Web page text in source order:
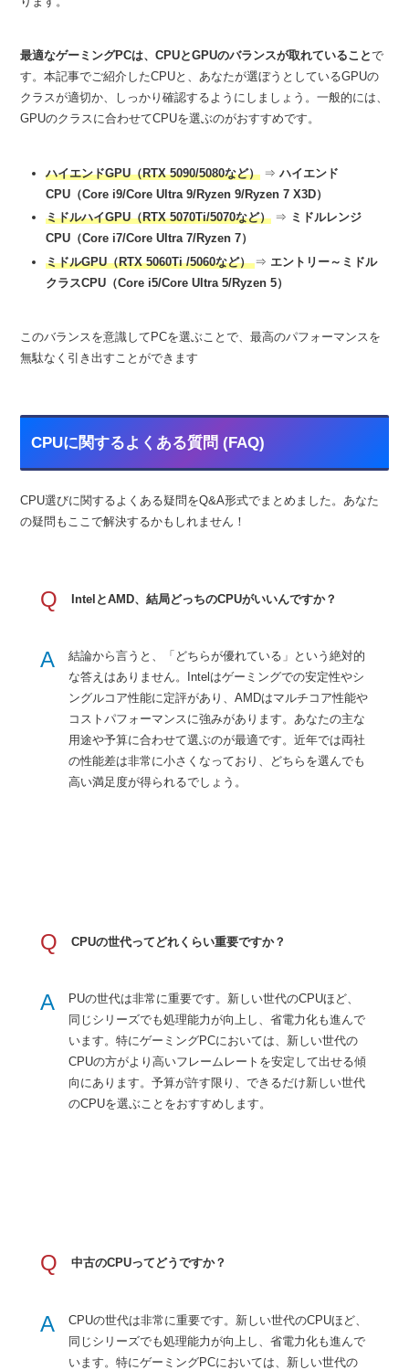
最適なゲーミングPCは、CPUとGPUのバランスが取れていることで
す。本記事でご紹介したCPUと、あなたが選ぼうとしているGPUの
クラスが適切か、しっかり確認するようにしましょう。一般的には、
GPUのクラスに合わせてCPUを選ぶのがおすすめです。
ハイエンドGPU（RTX 5090/5080など） ⇒ハイエンド
CPU（Core i9/Core Ultra 9/Ryzen 9/Ryzen 7 X3D）
ミドルハイGPU（RTX 5070Ti/5070など） ⇒ ミドルレンジ
CPU（Core i7/Core Ultra 7/Ryzen 7）
ミドルGPU（RTX 5060Ti /5060など） ⇒ エントリー～ミドル
クラスCPU（Core i5/Core Ultra 5/Ryzen 5）
このバランスを意識してPCを選ぶことで、最高のパフォーマンスを
無駄なく引き出すことができます
CPUに関するよくある質問 (FAQ)
CPU選びに関するよくある疑問をQ&A形式でまとめました。あなた
の疑問もここで解決するかもしれません！
Q IntelとAMD、結局どっちのCPUがいいんですか？
A
結論から言うと、「どちらが優れている」という絶対的
な答えはありません。Intelはゲーミングでの安定性やシ
ングルコア性能に定評があり、AMDはマルチコア性能や
コストパフォーマンスに強みがあります。あなたの主な
用途や予算に合わせて選ぶのが最適です。近年では両社
の性能差は非常に小さくなっており、どちらを選んでも
高い満足度が得られるでしょう。
Q CPUの世代ってどれくらい重要ですか？
A
PUの世代は非常に重要です。新しい世代のCPUほど、
同じシリーズでも処理能力が向上し、省電力化も進んで
います。特にゲーミングPCにおいては、新しい世代の
CPUの方がより高いフレームレートを安定して出せる傾
向にあります。予算が許す限り、できるだけ新しい世代
のCPUを選ぶことをおすすめします。
Q 中古のCPUってどうですか？
A
CPUの世代は非常に重要です。新しい世代のCPUほど、
同じシリーズでも処理能力が向上し、省電力化も進んで
います。特にゲーミングPCにおいては、新しい世代の